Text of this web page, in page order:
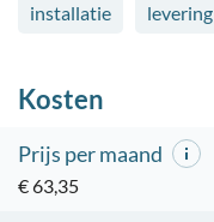
installatie levering
Kosten
Prijs per maand
€ 63,35